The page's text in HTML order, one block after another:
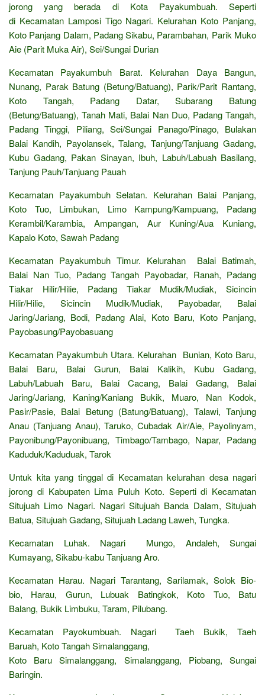
jorong yang berada di Kota Payakumbuah. Seperti
di Kecamatan Lamposi Tigo Nagari. Kelurahan Koto Panjang,
Koto Panjang Dalam, Padang Sikabu, Parambahan, Parik Muko
Aie (Parit Muka Air), Sei/Sungai Durian
Kecamatan Payakumbuh Barat. Kelurahan Daya Bangun,
Nunang, Parak Batung (Betung/Batuang), Parik/Parit Rantang,
Koto Tangah, Padang Datar, Subarang Batung
(Betung/Batuang), Tanah Mati, Balai Nan Duo, Padang Tangah,
Padang Tinggi, Piliang, Sei/Sungai Panago/Pinago, Bulakan
Balai Kandih, Payolansek, Talang, Tanjung/Tanjuang Gadang,
Kubu Gadang, Pakan Sinayan, Ibuh, Labuh/Labuah Basilang,
Tanjung Pauh/Tanjuang Pauah
Kecamatan Payakumbuh Selatan. Kelurahan Balai Panjang,
Koto Tuo, Limbukan, Limo Kampung/Kampuang, Padang
Kerambil/Karambia, Ampangan, Aur Kuning/Aua Kuniang,
Kapalo Koto, Sawah Padang
Kecamatan Payakumbuh Timur. Kelurahan Balai Batimah,
Balai Nan Tuo, Padang Tangah Payobadar, Ranah, Padang
Tiakar Hilir/Hilie, Padang Tiakar Mudik/Mudiak, Sicincin
Hilir/Hilie, Sicincin Mudik/Mudiak, Payobadar, Balai
Jaring/Jariang, Bodi, Padang Alai, Koto Baru, Koto Panjang,
Payobasung/Payobasuang
Kecamatan Payakumbuh Utara. Kelurahan Bunian, Koto Baru,
Balai Baru, Balai Gurun, Balai Kalikih, Kubu Gadang,
Labuh/Labuah Baru, Balai Cacang, Balai Gadang, Balai
Jaring/Jariang, Kaning/Kaniang Bukik, Muaro, Nan Kodok,
Pasir/Pasie, Balai Betung (Batung/Batuang), Talawi, Tanjung
Anau (Tanjuang Anau), Taruko, Cubadak Air/Aie, Payolinyam,
Payonibung/Payonibuang, Timbago/Tambago, Napar, Padang
Kaduduk/Kaduduak, Tarok
Untuk kita yang tinggal di Kecamatan kelurahan desa nagari
jorong di Kabupaten Lima Puluh Koto. Seperti di Kecamatan
Situjuah Limo Nagari. Nagari Situjuah Banda Dalam, Situjuah
Batua, Situjuah Gadang, Situjuah Ladang Laweh, Tungka.
Kecamatan Luhak. Nagari Mungo, Andaleh, Sungai
Kumayang, Sikabu-kabu Tanjuang Aro.
Kecamatan Harau. Nagari Tarantang, Sarilamak, Solok Bio-
bio, Harau, Gurun, Lubuak Batingkok, Koto Tuo, Batu
Balang, Bukik Limbuku, Taram, Pilubang.
Kecamatan Payokumbuah. Nagari Taeh Bukik, Taeh
Baruah, Koto Tangah Simalanggang,
Koto Baru Simalanggang, Simalanggang, Piobang, Sungai
Baringin.